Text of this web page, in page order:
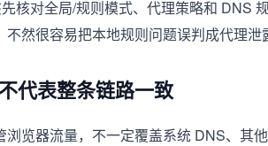
核对全局/规则模式、代理策略和 DNS
不然很容易把本地规则问题误判成代理泄
代表整条链路一致
浏览器流量，不一定覆盖系统 DNS、其